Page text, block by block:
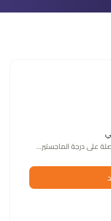
على درجة الماجستير…